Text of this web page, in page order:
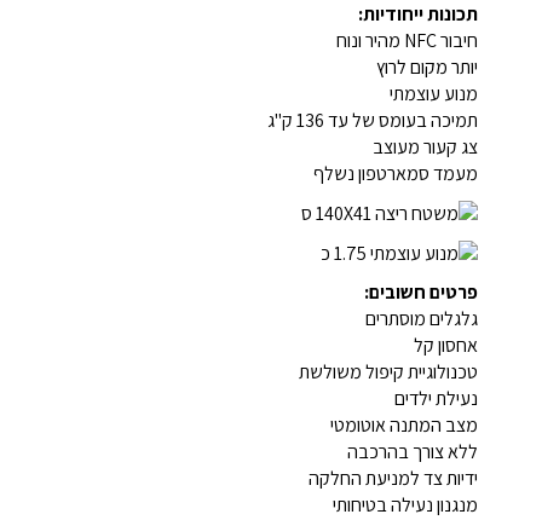
תכונות ייחודיות:
חיבור NFC מהיר ונוח
יותר מקום לרוץ
מנוע עוצמתי
תמיכה בעומס של עד 136 ק"ג
צג קעור מעוצב
מעמד סמארטפון נשלף
פרטים חשובים:
גלגלים מוסתרים
אחסון קל
טכנולוגיית קיפול משולשת
נעילת ילדים
מצב המתנה אוטומטי
ללא צורך בהרכבה
ידיות צד למניעת החלקה
מנגנון נעילה בטיחותי